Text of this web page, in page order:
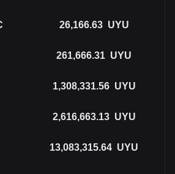
26,166.63 UYU
261,666.31 UYU
1,308,331.56 UYU
2,616,663.13 UYU
13,083,315.64 UYU